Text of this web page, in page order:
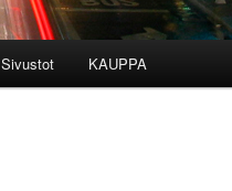
Sivustot KAUPPA